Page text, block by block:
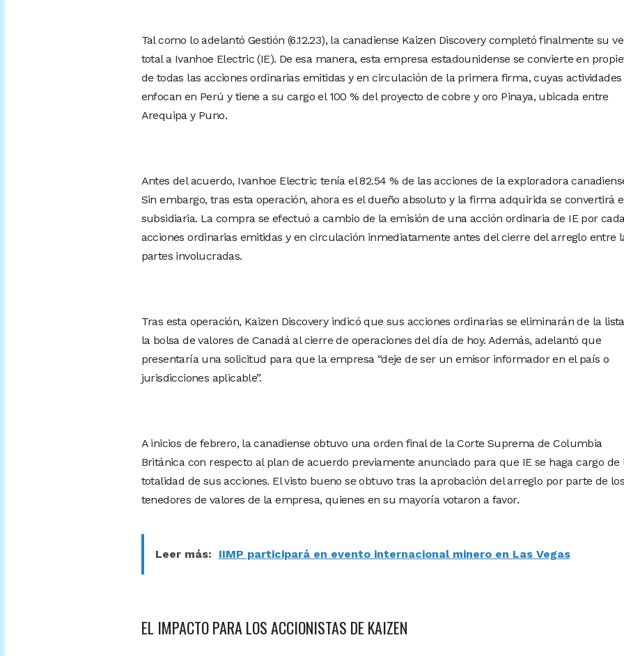
Tal como lo adelantó Gestión (6.12.23), la canadiense Kaizen Discovery completó finalmente su
total a Ivanhoe Electric (IE). De esa manera, esta empresa estadounidense se convierte en
de todas las acciones ordinarias emitidas y en circulación de la primera firma, cuyas actividades
enfocan en Perú y tiene a su cargo el 100 % del proyecto de cobre y oro Pinaya, ubicada entre
Arequipa y Puno.
Antes del acuerdo, Ivanhoe Electric tenía el 82.54 % de las acciones de la exploradora
Sin embargo, tras esta operación, ahora es el dueño absoluto y la firma adquirida se convertirá
subsidiaria. La compra se efectuó a cambio de la emisión de una acción ordinaria de IE por
acciones ordinarias emitidas y en circulación inmediatamente antes del cierre del arreglo entre
partes involucradas.
Tras esta operación, Kaizen Discovery indicó que sus acciones ordinarias se eliminarán de la
la bolsa de valores de Canadá al cierre de operaciones del día de hoy. Además, adelantó que
presentaría una solicitud para que la empresa “deje de ser un emisor informador en el país o
jurisdicciones aplicable”.
A inicios de febrero, la canadiense obtuvo una orden final de la Corte Suprema de Columbia
Británica con respecto al plan de acuerdo previamente anunciado para que IE se haga cargo de
totalidad de sus acciones. El visto bueno se obtuvo tras la aprobación del arreglo por parte de
tenedores de valores de la empresa, quienes en su mayoría votaron a favor.
Leer más: IIMP participará en evento internacional minero en Las Vegas
EL IMPACTO PARA LOS ACCIONISTAS DE KAIZEN